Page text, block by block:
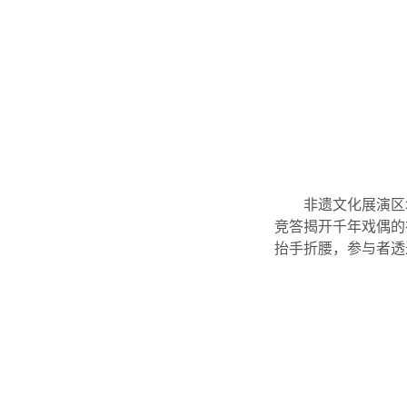
非遗文化展演
竞答揭开千年戏偶
抬手折腰，参与者